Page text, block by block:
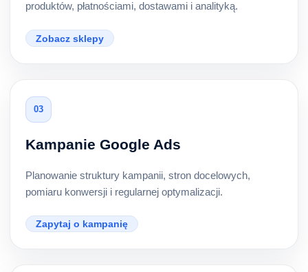
produktów, płatnościami, dostawami i analityką.
Zobacz sklepy
03
Kampanie Google Ads
Planowanie struktury kampanii, stron docelowych,
pomiaru konwersji i regularnej optymalizacji.
Zapytaj o kampanię